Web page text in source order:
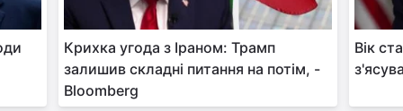
Крихка угода з Іраном: Трамп
залишив складні питання на потім, -
Bloomberg
Вік